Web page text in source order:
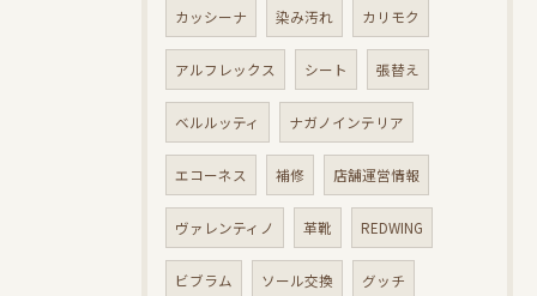
カッシーナ 染み汚れ カリモク
アルフレックス シート 張替え
ベルルッティ ナガノインテリア
エコーネス 補修 店舗運営情報
ヴァレンティノ 革靴 REDWING
ビブラム ソール交換 グッチ